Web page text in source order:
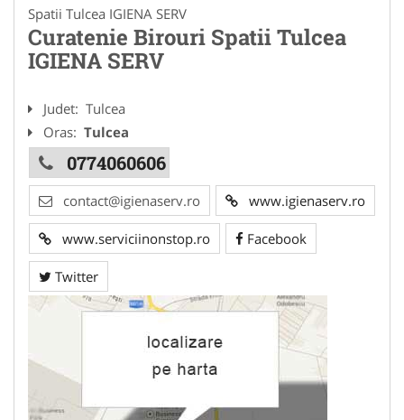
Spatii Tulcea IGIENA SERV
Curatenie Birouri Spatii Tulcea
IGIENA SERV
Judet: Tulcea
Oras: Tulcea
0774060606
contact@igienaserv.ro www.igienaserv.ro
www.serviciinonstop.ro Facebook
Twitter